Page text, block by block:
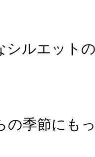
シルエット
の季節にも